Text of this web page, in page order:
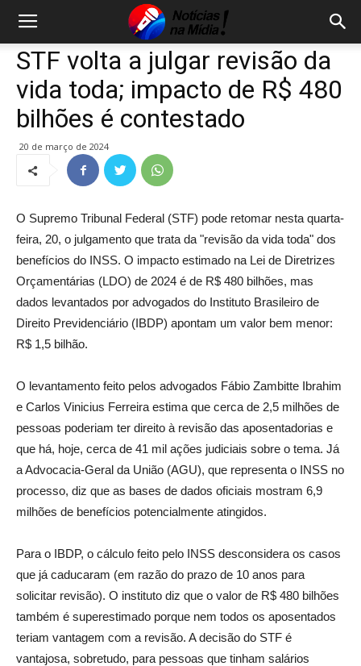
STF volta a julgar revisão da
vida toda; impacto de R$ 480
bilhões é contestado
20 de março de 2024
O Supremo Tribunal Federal (STF) pode retomar nesta quarta-
feira, 20, o julgamento que trata da "revisão da vida toda" dos
benefícios do INSS. O impacto estimado na Lei de Diretrizes
Orçamentárias (LDO) de 2024 é de R$ 480 bilhões, mas
dados levantados por advogados do Instituto Brasileiro de
Direito Previdenciário (IBDP) apontam um valor bem menor:
R$ 1,5 bilhão.
O levantamento feito pelos advogados Fábio Zambitte Ibrahim
e Carlos Vinicius Ferreira estima que cerca de 2,5 milhões de
pessoas poderiam ter direito à revisão das aposentadorias e
que há, hoje, cerca de 41 mil ações judiciais sobre o tema. Já
a Advocacia-Geral da União (AGU), que representa o INSS no
processo, diz que as bases de dados oficiais mostram 6,9
milhões de benefícios potencialmente atingidos.
Para o IBDP, o cálculo feito pelo INSS desconsidera os casos
que já caducaram (em razão do prazo de 10 anos para
solicitar revisão). O instituto diz que o valor de R$ 480 bilhões
também é superestimado porque nem todos os aposentados
teriam vantagem com a revisão. A decisão do STF é
vantajosa, sobretudo, para pessoas que tinham salários